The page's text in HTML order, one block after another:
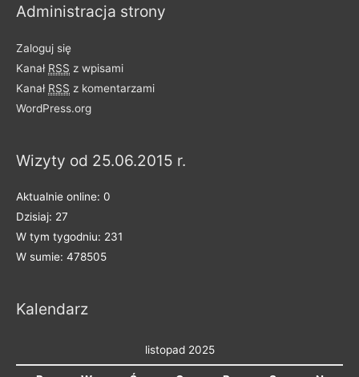
e
k
e
g
i
Administracja strony
Zaloguj się
Kanał RSS z wpisami
Kanał RSS z komentarzami
WordPress.org
Wizyty od 25.06.2015 r.
Aktualnie online: 0
Dzisiaj: 27
W tym tygodniu: 231
W sumie: 478505
Kalendarz
listopad 2025